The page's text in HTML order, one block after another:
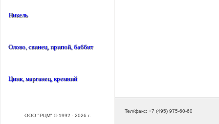
Никель
Олово, свинец, припой, баббит
Цинк, марганец, кремний
ООО "РЦМ" © 1992 - 2026 г.
Тел/факс: +7 (495) 975-60-60